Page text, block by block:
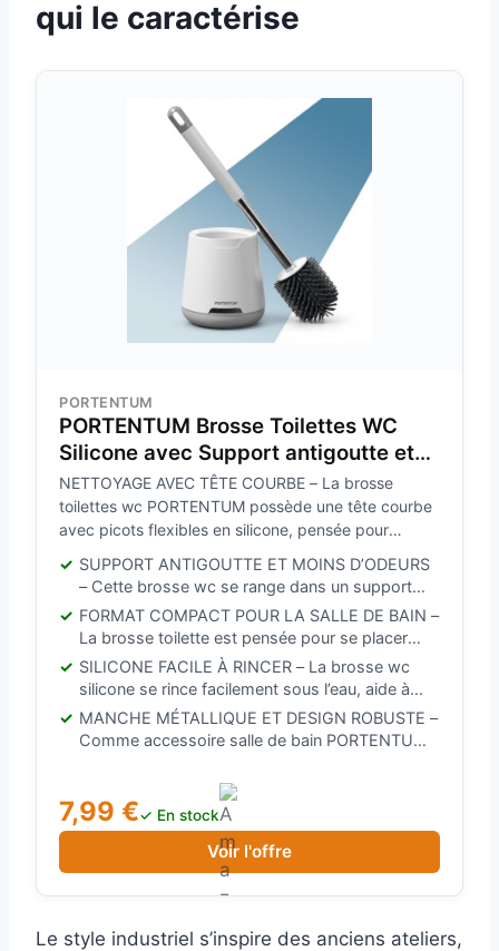
qui le caractérise
PORTENTUM
PORTENTUM Brosse Toilettes WC
Silicone avec Support antigoutte et
Moins d’odeurs – Brosse WC à tête
Courbe et Manche métallique –
Format Compact près des Toilettes –
Accessoire Salle de Bain
NETTOYAGE AVEC TÊTE COURBE – La brosse
toilettes wc PORTENTUM possède une tête courbe
avec picots flexibles en silicone, pensée pour
surface intérieure et passer sous le rebord avec
confort
SUPPORT ANTIGOUTTE ET MOINS D’ODEURS
– Cette brosse wc se range dans un support
fermé qui aide à recueillir l’eau après utilisation, à
réduire les gouttes visibles et à garder la brosse
mieux protégée entre deux nettoyages
FORMAT COMPACT POUR LA SALLE DE BAIN –
La brosse toilette est pensée pour se placer
près des toilettes sans prendre trop de place,
avec un support fermé et un design discret qui
convient aux petites salles de bain, toilettes
d’appoint ou salles de bain du quotidien
SILICONE FACILE À RINCER – La brosse wc
silicone se rince facilement sous l’eau, aide à
réduire les résidus piégés par rapport aux poils
traditionnels et conserve une apparence plus
MANCHE MÉTALLIQUE ET DESIGN ROBUSTE –
Comme accessoire salle de bain PORTENTUM,
silicone et support compact, pour rester près
des toilettes avec une finition plus solide et
discrète
7,99 €✓ En stock
Voir l'offre
Le style industriel s’inspire des anciens ateliers,